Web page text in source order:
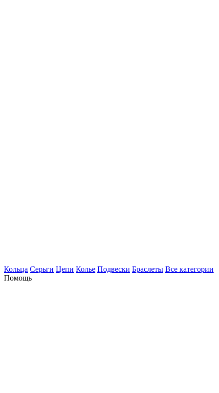
Кольца Серьги Цепи Колье Подвески Браслеты Все категории
Помощь